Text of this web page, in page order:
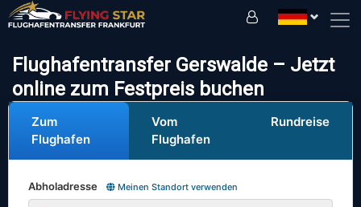
Flughafentransfer Gerswalde – Jetzt
online zum Festpreis buchen
Zum
Flughafen
Vom
Flughafen
Rundreise
Abholadresse Meinen Standort verwenden